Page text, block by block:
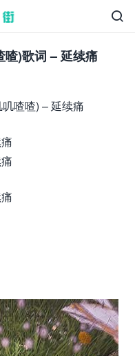

喳)歌词 – 延续痛
喳喳) – 延续痛